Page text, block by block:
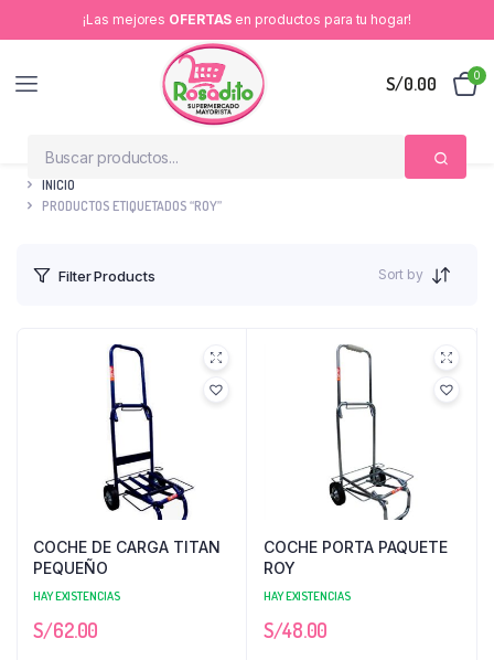
¡Las mejores OFERTAS en productos para tu hogar!
S/0.00 0
INICIO
PRODUCTOS ETIQUETADOS “ROY”
Filter Products Sort by
COCHE DE CARGA TITAN
PEQUEÑO
HAY EXISTENCIAS
S/62.00
COCHE PORTA PAQUETE
ROY
HAY EXISTENCIAS
S/48.00